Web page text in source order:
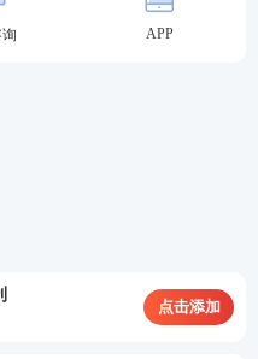
刷期货章节习题、历年
APP
点击添加